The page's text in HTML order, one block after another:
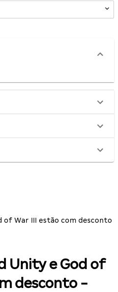
of War III estão com desconto
Unity e God of
desconto -